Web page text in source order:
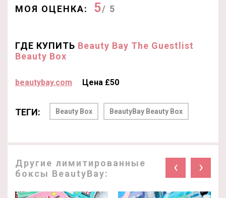
МОЯ ОЦЕНКА: 5/ 5
ГДЕ КУПИТЬ Beauty Bay The Guestlist
Beauty Box
beautybay.com Цена £50
ТЕГИ: Beauty Box BeautyBay Beauty Box
Другие лимитированные
боксы BeautyBay:
‹ ›